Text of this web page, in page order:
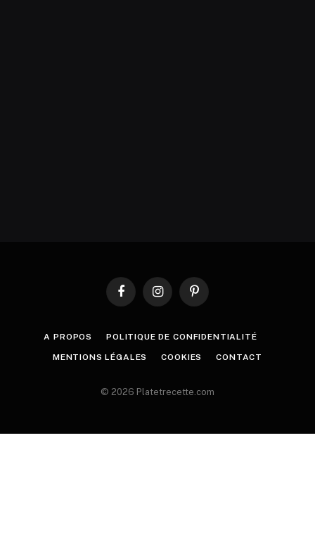
FacebookInstagramPinterest
A PROPOS POLITIQUE DE CONFIDENTIALITÉ
MENTIONS LÉGALES COOKIES CONTACT
© 2026 Platetrecette.com